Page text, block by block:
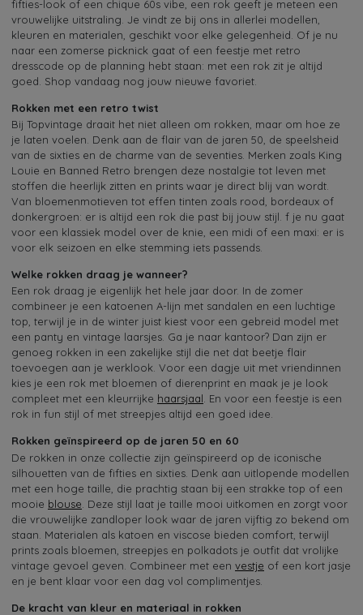
fifties-look of een chique 60s vibe, een rok geeft je meteen een
vrouwelijke uitstraling. Je vindt ze bij ons in allerlei modellen,
kleuren en materialen, geschikt voor elke gelegenheid. Of je nu
naar een zomerse picknick gaat of een feestje met retro
dresscode op de planning hebt staan: met een rok zit je altijd
goed. Shop vandaag nog jouw nieuwe favoriet.
Rokken met een retro twist
Bij Topvintage draait het niet alleen om rokken, maar om hoe ze
je laten voelen. Denk aan de flair van de jaren 50, de speelsheid
van de sixties en de charme van de seventies. Merken zoals King
Louie en Banned Retro brengen deze nostalgie tot leven met
stoffen die heerlijk zitten en prints waar je direct blij van wordt.
Van bloemenmotieven tot effen tinten zoals rood, bordeaux of
donkergroen: er is altijd een rok die past bij jouw stijl. f je nu gaat
voor een klassiek model over de knie, een midi of een maxi: er is
voor elk seizoen en elke stemming iets passends.
Welke rokken draag je wanneer?
Een rok draag je eigenlijk het hele jaar door. In de zomer
combineer je een katoenen A-lijn met sandalen en een luchtige
top, terwijl je in de winter juist kiest voor een gebreid model met
een panty en vintage laarsjes. Ga je naar kantoor? Dan zijn er
genoeg rokken in een zakelijke stijl die net dat beetje flair
toevoegen aan je werklook. Voor een dagje uit met vriendinnen
kies je een rok met bloemen of dierenprint en maak je je look
compleet met een kleurrijke haarsjaal. En voor een feestje is een
rok in fun stijl of met streepjes altijd een goed idee.
Rokken geïnspireerd op de jaren 50 en 60
De rokken in onze collectie zijn geïnspireerd op de iconische
silhouetten van de fifties en sixties. Denk aan uitlopende modellen
met een hoge taille, die prachtig staan bij een strakke top of een
mooie blouse . Deze stijl laat je taille mooi uitkomen en zorgt voor
die vrouwelijke zandloper look waar de jaren vijftig zo bekend om
staan. Materialen als katoen en viscose bieden comfort, terwijl
prints zoals bloemen, streepjes en polkadots je outfit dat vrolijke
vintage gevoel geven. Combineer met een vestje of een kort jasje
en je bent klaar voor een dag vol complimentjes.
De kracht van kleur en materiaal in rokken